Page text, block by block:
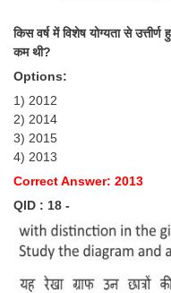
किस वर्ष में विशेष योग्यता से उत्तीर्ण
कम थी?
Options:
1) 2012
2) 2014
3) 2015
4) 2013
Correct Answer: 2013
QID : 18 -